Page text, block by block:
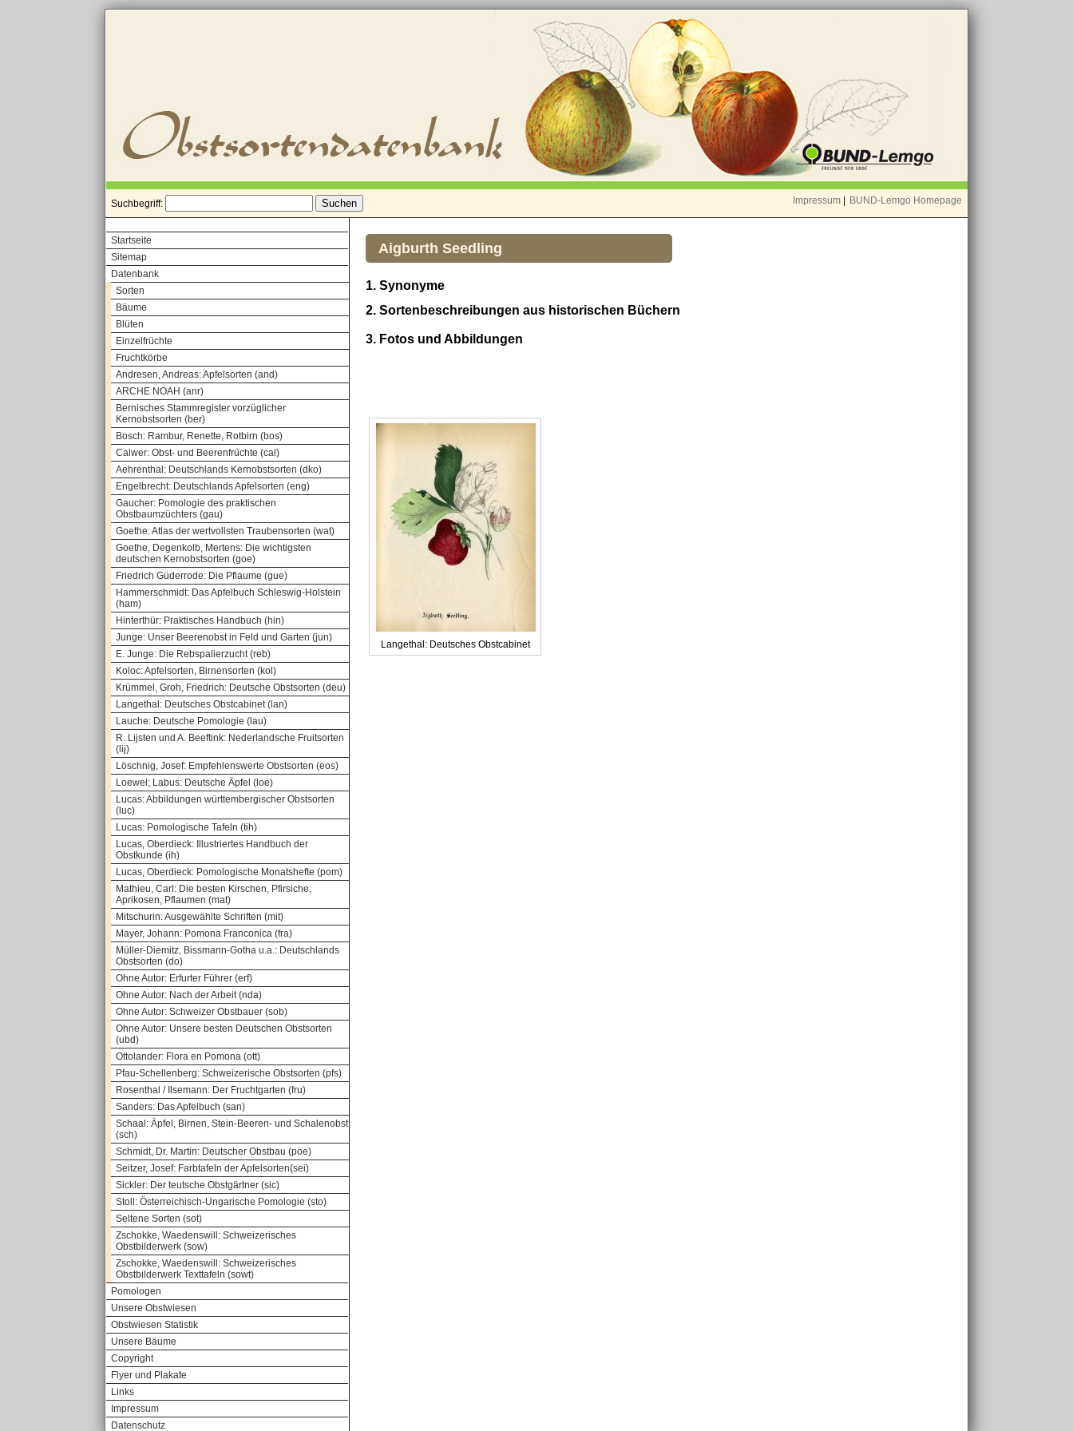
Suchbegriff: Impressum BUND-Lemgo Homepage
Startseite
Sitemap
Datenbank
Sorten
Bäume
Blüten
Einzelfrüchte
Fruchtkörbe
Andresen, Andreas: Apfelsorten (and)
ARCHE NOAH (anr)
Bernisches Stammregister vorzüglicher
Kernobstsorten (ber)
Bosch: Rambur, Renette, Rotbirn (bos)
Calwer: Obst- und Beerenfrüchte (cal)
Aehrenthal: Deutschlands Kernobstsorten (dko)
Engelbrecht: Deutschlands Apfelsorten (eng)
Gaucher: Pomologie des praktischen
Obstbaumzüchters (gau)
Goethe: Atlas der wertvollsten Traubensorten (wat)
Goethe, Degenkolb, Mertens: Die wichtigsten
deutschen Kernobstsorten (goe)
Friedrich Güderrode: Die Pflaume (gue)
Hammerschmidt: Das Apfelbuch Schleswig-Holstein
(ham)
Hinterthür: Praktisches Handbuch (hin)
Junge: Unser Beerenobst in Feld und Garten (jun)
E. Junge: Die Rebspalierzucht (reb)
Koloc: Apfelsorten, Birnensorten (kol)
Krümmel, Groh, Friedrich: Deutsche Obstsorten (deu)
Langethal: Deutsches Obstcabinet (lan)
Lauche: Deutsche Pomologie (lau)
R. Lijsten und A. Beeftink: Nederlandsche Fruitsorten
(lij)
Löschnig, Josef: Empfehlenswerte Obstsorten (eos)
Loewel; Labus: Deutsche Äpfel (loe)
Lucas: Abbildungen württembergischer Obstsorten
(luc)
Lucas: Pomologische Tafeln (tih)
Lucas, Oberdieck: Illustriertes Handbuch der
Obstkunde (ih)
Lucas, Oberdieck: Pomologische Monatshefte (pom)
Mathieu, Carl: Die besten Kirschen, Pfirsiche,
Aprikosen, Pflaumen (mat)
Mitschurin: Ausgewählte Schriften (mit)
Mayer, Johann: Pomona Franconica (fra)
Müller-Diemitz, Bissmann-Gotha u.a.: Deutschlands
Obstsorten (do)
Ohne Autor: Erfurter Führer (erf)
Ohne Autor: Nach der Arbeit (nda)
Ohne Autor: Schweizer Obstbauer (sob)
Ohne Autor: Unsere besten Deutschen Obstsorten
(ubd)
Ottolander: Flora en Pomona (ott)
Pfau-Schellenberg: Schweizerische Obstsorten (pfs)
Rosenthal / Ilsemann: Der Fruchtgarten (fru)
Sanders: Das Apfelbuch (san)
Schaal: Äpfel, Birnen, Stein-Beeren- und Schalenobst
(sch)
Schmidt, Dr. Martin: Deutscher Obstbau (poe)
Seitzer, Josef: Farbtafeln der Apfelsorten(sei)
Sickler: Der teutsche Obstgärtner (sic)
Stoll: Österreichisch-Ungarische Pomologie (sto)
Seltene Sorten (sot)
Zschokke, Waedenswill: Schweizerisches
Obstbilderwerk (sow)
Zschokke, Waedenswill: Schweizerisches
Obstbilderwerk Texttafeln (sowt)
Pomologen
Unsere Obstwiesen
Obstwiesen Statistik
Unsere Bäume
Copyright
Flyer und Plakate
Links
Impressum
Datenschutz
Aigburth Seedling
1. Synonyme
2. Sortenbeschreibungen aus historischen Büchern
3. Fotos und Abbildungen
Langethal: Deutsches Obstcabinet